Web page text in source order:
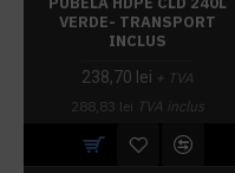
VERDE- TRANSPORT
INCLUS
238,70 lei + TVA
288,83 lei TVA inclus